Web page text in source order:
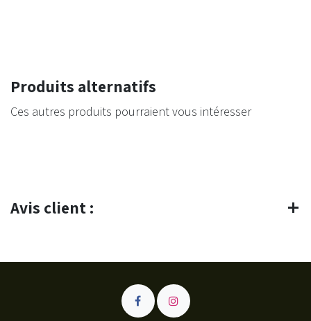
Produits alternatifs
Ces autres produits pourraient vous intéresser
Avis client :